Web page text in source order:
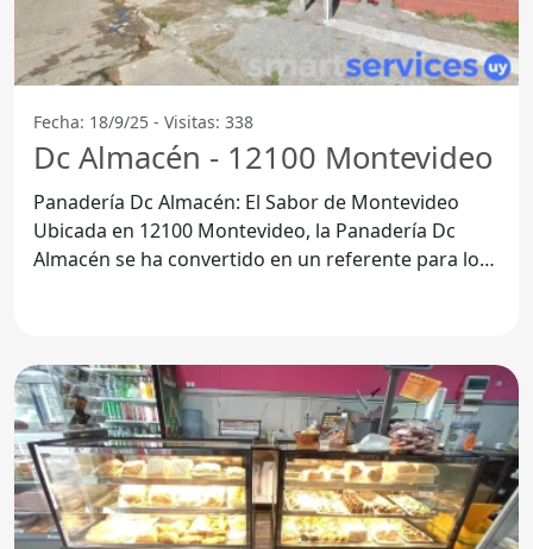
Fecha: 18/9/25 - Visitas: 338
Dc Almacén - 12100 Montevideo
Panadería Dc Almacén: El Sabor de Montevideo
Ubicada en 12100 Montevideo, la Panadería Dc
Almacén se ha convertido en un referente para los